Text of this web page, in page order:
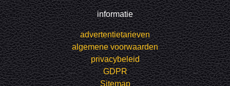
informatie
advertentietarieven
algemene voorwaarden
privacybeleid
GDPR
Sitemap